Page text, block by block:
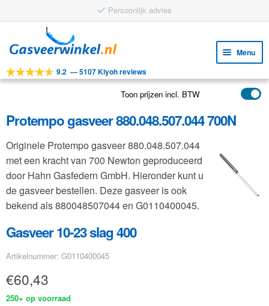
Persoonlijk advies
door
navigatie
naar
inhoud
Menu
Tools
Toepassingen
Klantenservice
FAQ
9.2 —5107 Kiyoh reviews
Toon prijzen incl. BTW
Protempo gasveer 880.048.507.044 700N
Originele Protempo gasveer 880.048.507.044
met een kracht van 700 Newton geproduceerd
door Hahn Gasfedern GmbH. Hieronder kunt u
de gasveer bestellen. Deze gasveer is ook
bekend als 880048507044 en G0110400045.
Gasveer 10-23 slag 400
Artikelnummer: G0110400045
€60,43
250+ op voorraad